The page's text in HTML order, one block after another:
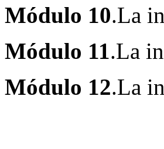
Módulo 10.La
Módulo 11.La
Módulo 12.La